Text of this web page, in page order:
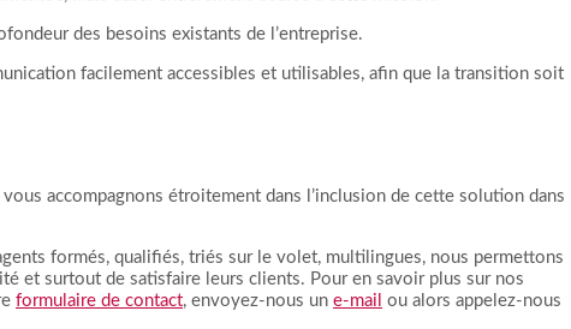
des besoins existants de l’entreprise.
facilement accessibles et utilisables, afin que la transition soit
accompagnons étroitement dans l’inclusion de cette solution dans
formés, qualifiés, triés sur le volet, multilingues, nous permettons
et surtout de satisfaire leurs clients. Pour en savoir plus sur nos
formulaire de contact, envoyez-nous un e-mail ou alors appelez-nous